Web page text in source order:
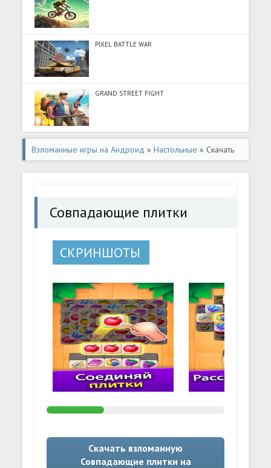
PIXEL BATTLE WAR
GRAND STREET FIGHT
Взломанные игры на Андроид »Настольные » Скачать
Совпадающие плитки (Много денег) на Андроид
Совпадающие плитки
СКРИНШОТЫ
Скачать взломанную
Совпадающие плитки на